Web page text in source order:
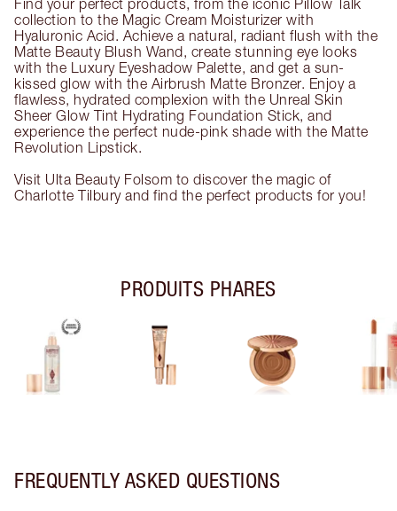
Find your perfect products, from the iconic Pillow Talk
collection to the Magic Cream Moisturizer with
Hyaluronic Acid. Achieve a natural, radiant flush with the
Matte Beauty Blush Wand, create stunning eye looks
with the Luxury Eyeshadow Palette, and get a sun-
kissed glow with the Airbrush Matte Bronzer. Enjoy a
flawless, hydrated complexion with the Unreal Skin
Sheer Glow Tint Hydrating Foundation Stick, and
experience the perfect nude-pink shade with the Matte
Revolution Lipstick.
Visit Ulta Beauty Folsom to discover the magic of
Charlotte Tilbury and find the perfect products for you!
PRODUITS PHARES
FREQUENTLY ASKED QUESTIONS